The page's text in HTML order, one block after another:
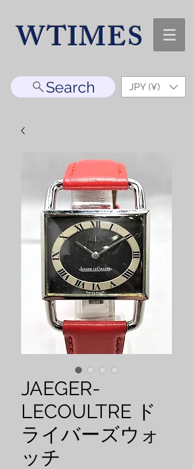
WTIMES
Search JPY (¥)
JAEGER-
LECOULTRE ド
ライバーズウォ
ッチ